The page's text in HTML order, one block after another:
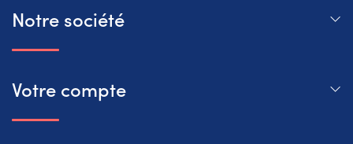
Notre société
Votre compte